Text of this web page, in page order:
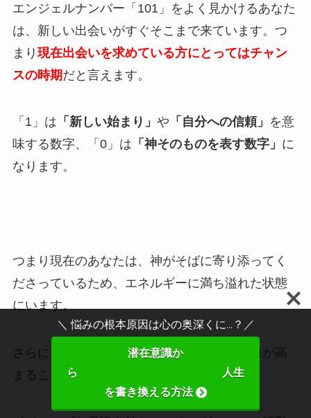
エンジェルナンバー「101」をよく見かけるあなた
は、新しい出会いがすぐそこまで来ています。つ
まり 現在出会いを求めている方にとってはチャン
スの時期だと言えます。
「1」は 「新しい始まり」 や 「自分への信頼」 を意
味する数字、「0」は 「神そのものを表す数字」 に
なります。
つまり現在のあなたは、神がそばに寄り添ってく
ださっているため、エネルギーに満ち溢れた状態
にいます。
さらに自分自身を信じることであなたの魅力が高
まること間違いなしです。
＼ 悩みの根本原因は心の奥深くに...？／
潜在意識か
ら 人生
を書き換える方法